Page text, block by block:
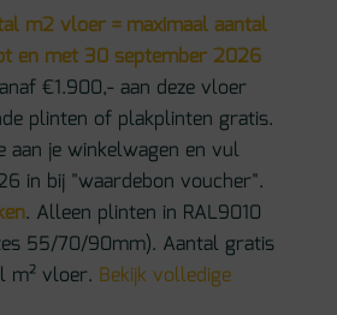
m2 vloer = maximaal aantal
en met 30 september 2026
€1.900,- aan deze vloer
plinten of plakplinten gratis.
aan je winkelwagen en vul
in bij "waardebon voucher".
. Alleen plinten in RAL9010
55/70/90mm). Aantal gratis
m² vloer. Bekijk volledige